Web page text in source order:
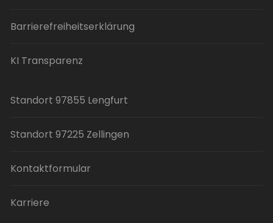
Barrierefreiheitserklärung
KI Transparenz
Standort 97855 Lengfurt
Standort 97225 Zellingen
Kontaktformular
Karriere